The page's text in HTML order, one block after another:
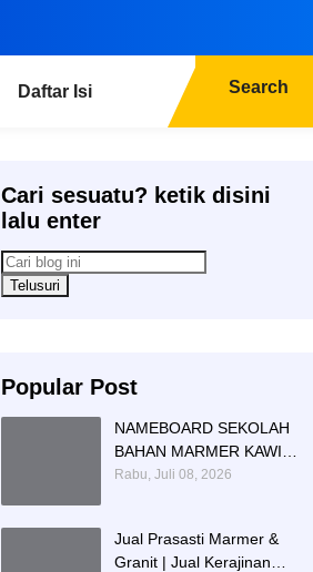
Daftar Isi Search
Cari sesuatu? ketik disini
lalu enter
Popular Post
NAMEBOARD SEKOLAH
BAHAN MARMER KAWI
AGUNG SIMBOL DAN
Rabu, Juli 08, 2026
Jual Prasasti Marmer &
Granit | Jual Kerajinan